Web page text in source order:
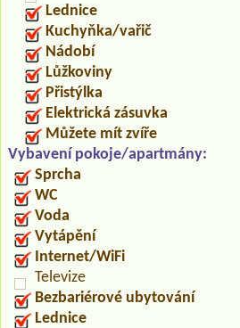
Lednice
Kuchyňka/vařič
Nádobí
Lůžkoviny
Přistýlka
Elektrická zásuvka
Můžete mít zvíře
Vybavení pokoje/apartmány:
Sprcha
WC
Voda
Vytápění
Internet/WiFi
Televize
Bezbariérové ubytování
Lednice